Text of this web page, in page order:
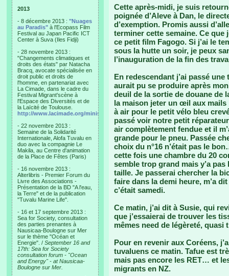
2013
- 8 décembre 2013 : "Nuages
au Paradis" à l'Ecopass Film
Festival au Japan Pacific ICT
Center à Suva (Iles Fidji)
- 28 novembre 2013 :
"Changements climatiques et
droits des états" par Natacha
Bracq, avocate spécialisée en
droit public et droits de
l'homme, en partenariat avec
La Cimade, dans le cadre du
Festival Migrant'scène à
l'Espace des Diversités et de
la Laïcité de Toulouse.
http://www.lacimade.org/minisites/migrantscene
- 22 novembre 2013 :
Semaine de la Solidarité
Internationale, Alofa Tuvalu en
duo avec la compagnie Le
Makila, au Centre d'animation
de la Place de Fêtes (Paris)
- 16 novembre 2013 :
Alterlibris - Premier Forum du
Livre des Associations -
Présentation de la BD "A l'eau,
la Terre" et de la publication
"Tuvalu Marine Life".
- 16 et 17 septembre 2013 :
Sea for Society, consultation
des parties prenantes à
Nausicaa-Boulogne sur Mer
sur le thème "Océan et
Energie". / September 16 and
17th: Sea for Society
consultation forum - "Ocean
and Energy" - at Nausicaa-
Boulogne sur Mer.
Cette après-midi, je suis
poignée d’Aleve à Dan, le
d’exemption. Promis aussi
terminer cette semaine. Ce que
ce petit film Fagogo. Si j’ai le
sous la hutte un soir, je peux
l’inauguration de la fin des
En redescendant j’ai passé
aurait pu se produire après
deuil de la sortie de douane de
la maison jeter un œil aux mails
à air pour le petit vélo bleu
passé voir notre petit
air complètement fendue et il
grande pour le pneu. Passée
choix du n°16 n’était pas le
cette fois une chambre du 20
semble trop grand mais y’a
taille. Je passerai chercher la
faire dans la demi heure, m’a
c’était samedi.
Ce matin, j’ai dit à Susie, qui
que j’essaierai de trouver les
mêmes need de légèreté,
Pour en revenir aux Coréens,
tuvaluens ce matin. Tafue est
mais pas encore les RET… et
migrants en NZ.